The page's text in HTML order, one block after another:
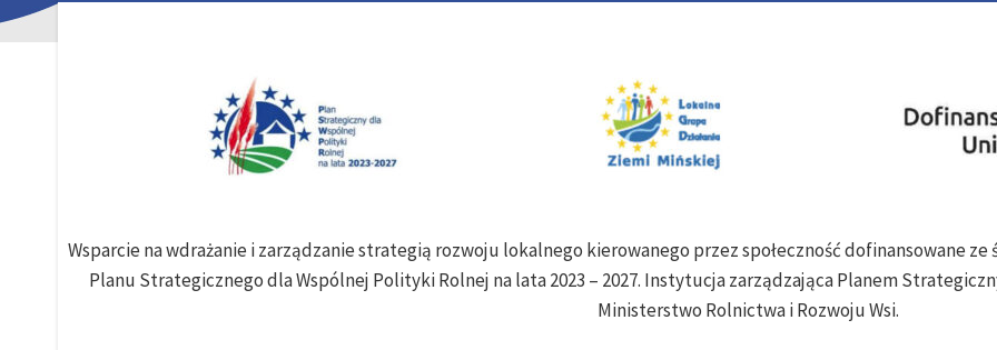
Wsparcie na wdrażanie i zarządzanie strategią rozwoju lokalnego kierowanego przez społeczność dofinansowane ze
Planu Strategicznego dla Wspólnej Polityki Rolnej na lata 2023 – 2027. Instytucja zarządzająca Planem
Ministerstwo Rolnictwa i Rozwoju Wsi.